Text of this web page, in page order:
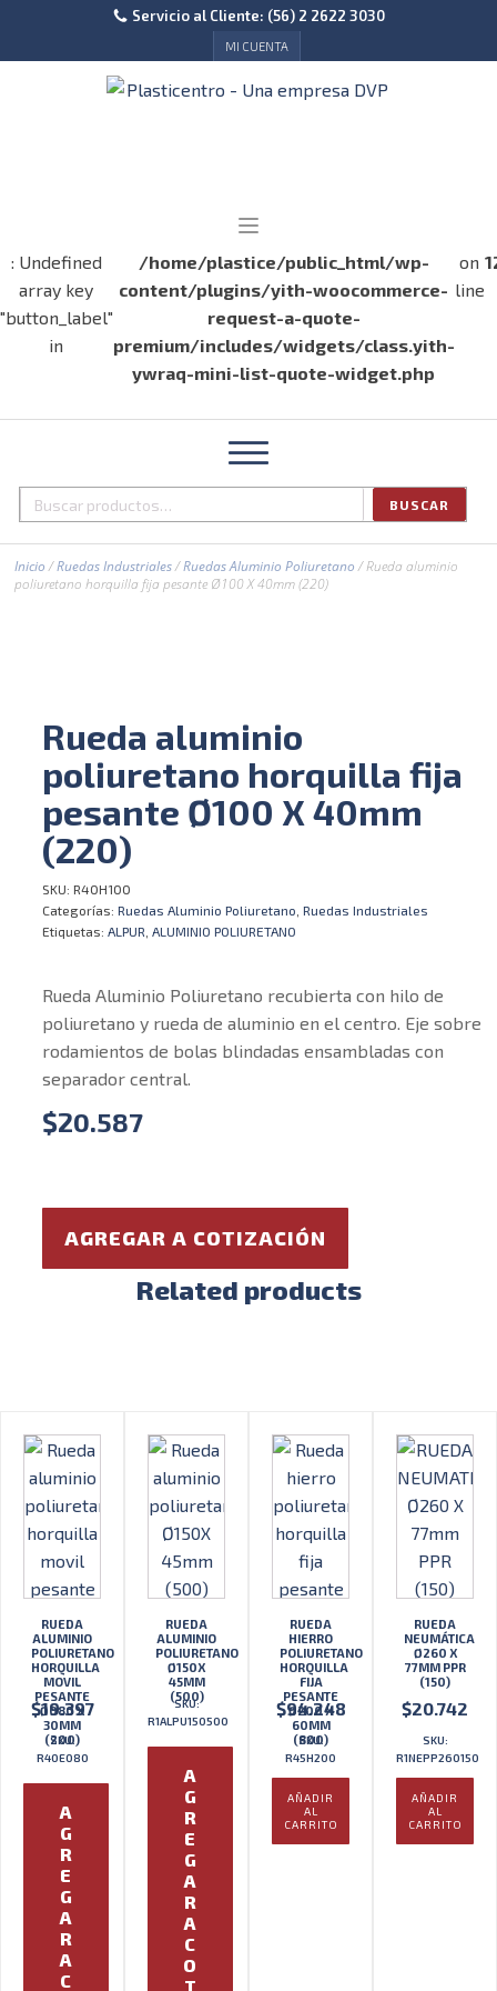
Servicio al Cliente: (56) 2 2622 3030
MI CUENTA
: Undefined
array key
"button_label"
in
/home/plastice/public_html/wp-
content/plugins/yith-woocommerce-
request-a-quote-
premium/includes/widgets/class.yith-
ywraq-mini-list-quote-widget.php
on
line
Buscar
BUSCAR
Inicio/Ruedas Industriales/Ruedas Aluminio Poliuretano/ Rueda aluminio
poliuretano horquilla fija pesante Ø100 X 40mm (220)
Rueda aluminio
poliuretano horquilla fija
pesante Ø100 X 40mm
(220)
SKU: R40H100
Categorías: Ruedas Aluminio Poliuretano Ruedas Industriales
Etiquetas: ALPUR ALUMINIO POLIURETANO
Rueda Aluminio Poliuretano recubierta con hilo de
poliuretano y rueda de aluminio en el centro. Eje sobre
rodamientos de bolas blindadas ensambladas con
separador central.
$20.587
AGREGAR A COTIZACIÓN
Related products
RUEDA
ALUMINIO
POLIURETANO
HORQUILLA
MOVIL
PESANTE
Ø080 X
30MM
(200)
$19.397
SKU:
R40E080
A
G
R
E
G
A
R
A
C
RUEDA
ALUMINIO
POLIURETANO
Ø150X
45MM
(500)
SKU:
R1ALPU150500
A
G
R
E
G
A
R
A
C
O
T
RUEDA
HIERRO
POLIURETANO
HORQUILLA
FIJA
PESANTE
Ø200 X
60MM
(800)
$94.248
SKU:
R45H200
AÑADIR
AL
CARRITO
RUEDA
NEUMÁTICA
Ø260 X
77MM PPR
(150)
$20.742
SKU:
R1NEPP260150
AÑADIR
AL
CARRITO